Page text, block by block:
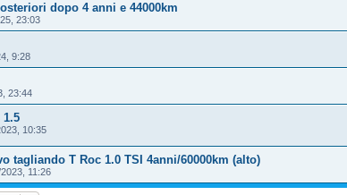
dopo 4 anni e 44000km
23:03
9:28
23:44
1.5
10:35
tagliando T Roc 1.0 TSI 4anni/60000km (alto)
11:26